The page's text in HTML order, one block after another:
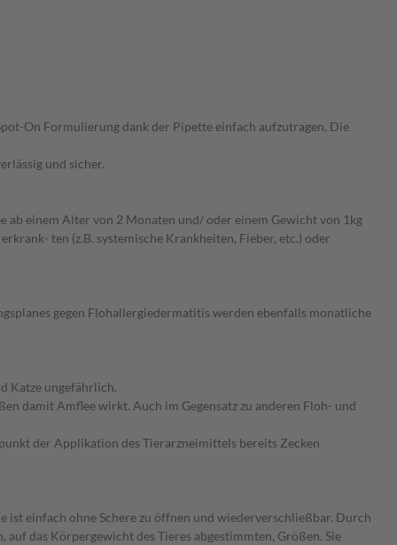
On Formulierung dank der Pipette einfach aufzutragen. Die
und sicher.
ab einem Alter von 2 Monaten und/ oder einem Gewicht von 1kg
ten (z.B. systemische Krankheiten, Fieber, etc.) oder
gegen Flohallergiedermatitis werden ebenfalls monatliche
Katze ungefährlich.
damit Amflee wirkt. Auch im Gegensatz zu anderen Floh- und
der Applikation des Tierarzneimittels bereits Zecken
einfach ohne Schere zu öffnen und wiederverschließbar. Durch
das Körpergewicht des Tieres abgestimmten, Größen. Sie